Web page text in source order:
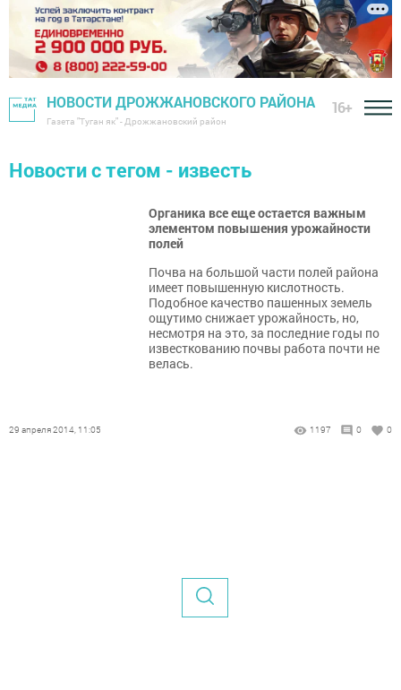
НОВОСТИ ДРОЖЖАНОВСКОГО РАЙОНА
Газета "Туган як" - Дрожжановский район
16+
Новости с тегом - известь
Органика все еще остается важным
элементом повышения урожайности
полей
Почва на большой части полей района
имеет повышенную кислотность.
Подобное качество пашенных земель
ощутимо снижает урожайность, но,
несмотря на это, за последние годы по
известкованию почвы работа почти не
велась.
29 апреля 2014, 11:05 1197 0 0